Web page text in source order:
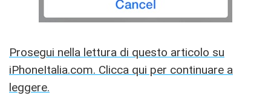
Prosegui nella lettura di questo articolo su
iPhoneItalia.com. Clicca qui per continuare a
leggere.